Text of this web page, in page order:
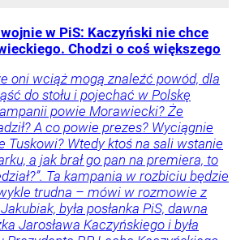
wojnie w PiS: Kaczyński nie chce
Chodzi o coś większego
oni wciąż mogą znaleźć powód, dla
do stołu i pojechać w Polskę
powie Morawiecki? Że
A co powie prezes? Wyciągnie
Tuskowi? Wtedy ktoś na sali wstanie
a jak brał go pan na premiera, to
Ta kampania w rozbiciu będzie
trudna – mówi w rozmowie z
była posłanka PiS, dawna
Jarosława Kaczyńskiego i była